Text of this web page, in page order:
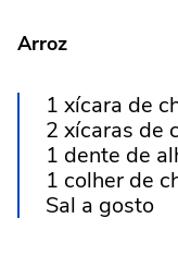
Arroz
1 xícara de
2 xícaras de
1 dente de
1 colher de
Sal a gosto